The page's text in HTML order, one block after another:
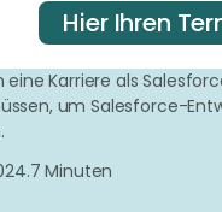
Hier Ihren
eine Karriere als
um Salesforce-
7 Minuten